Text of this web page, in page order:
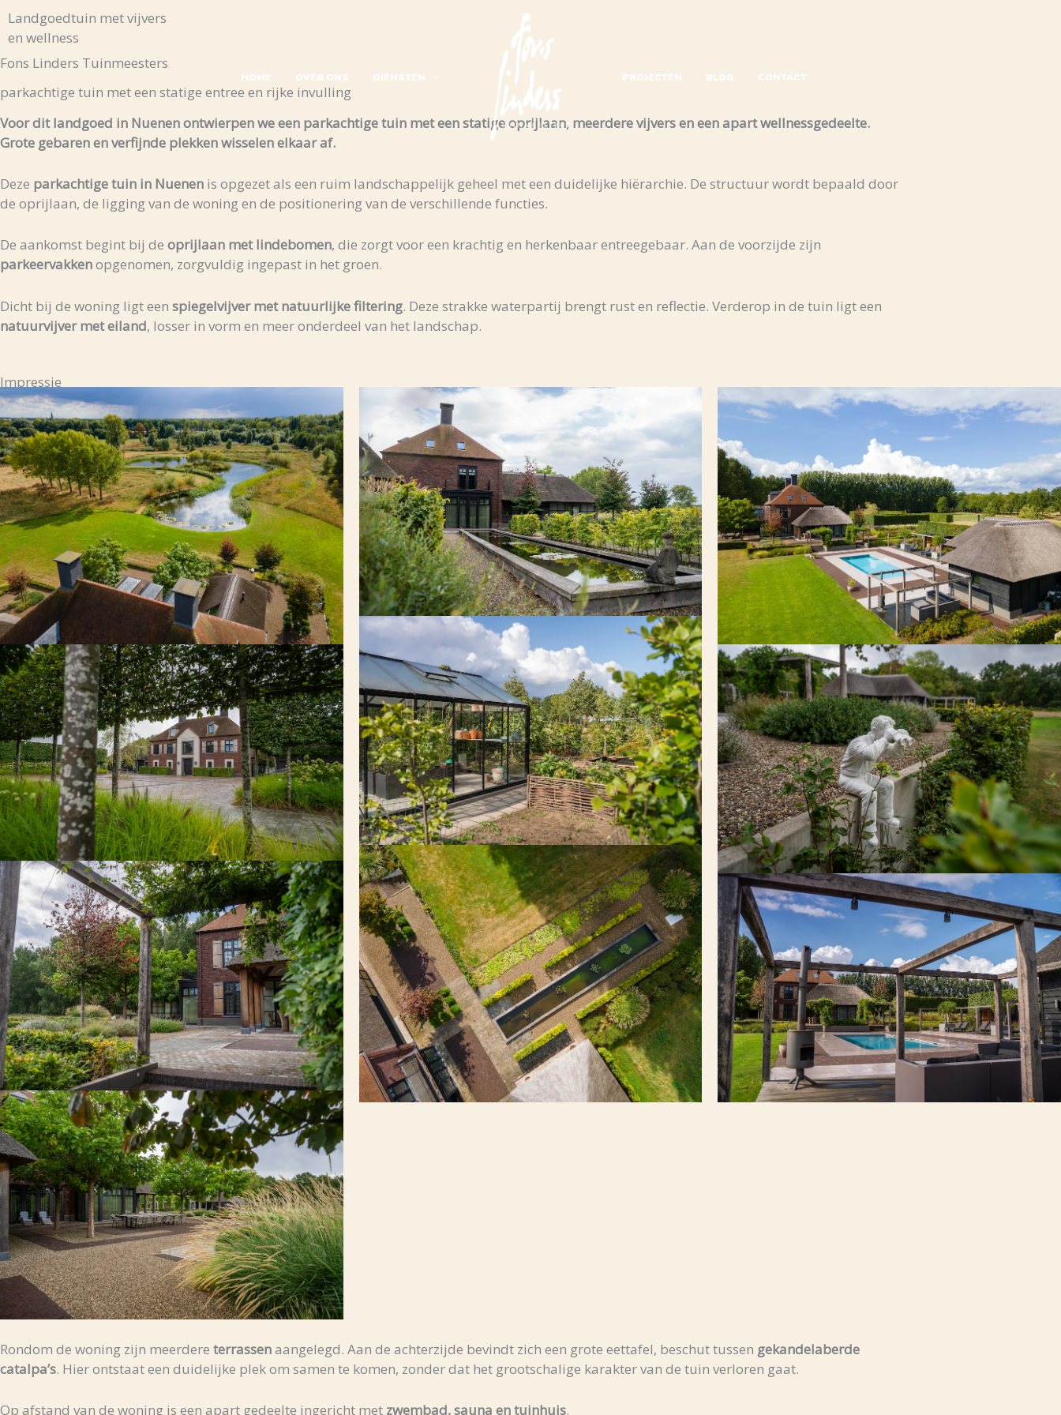
Skip
to
content
HOME OVER ONS DIENSTEN PROJECTEN BLOG CONTACT
Landgoedtuin met vijvers
en wellness
Fons Linders Tuinmeesters
parkachtige tuin met een statige entree en rijke invulling
Voor dit landgoed in Nuenen ontwierpen we een parkachtige tuin met een statige oprijlaan, meerdere vijvers en een apart wellnessgedeelte.
Grote gebaren en verfijnde plekken wisselen elkaar af.
Deze parkachtige tuin in Nuenen is opgezet als een ruim landschappelijk geheel met een duidelijke hiërarchie. De structuur wordt bepaald door
de oprijlaan, de ligging van de woning en de positionering van de verschillende functies.
De aankomst begint bij de oprijlaan met lindebomen, die zorgt voor een krachtig en herkenbaar entreegebaar. Aan de voorzijde zijn
parkeervakkenopgenomen, zorgvuldig ingepast in het groen.
Dicht bij de woning ligt een spiegelvijver met natuurlijke filtering. Deze strakke waterpartij brengt rust en reflectie. Verderop in de tuin ligt een
natuurvijver met eiland, losser in vorm en meer onderdeel van het landschap.
Impressie
Rondom de woning zijn meerdere terrassenaangelegd. Aan de achterzijde bevindt zich een grote eettafel, beschut tussen gekandelaberde
catalpa’s. Hier ontstaat een duidelijke plek om samen te komen, zonder dat het grootschalige karakter van de tuin verloren gaat.
Op afstand van de woning is een apart gedeelte ingericht met zwembad, sauna en tuinhuis.